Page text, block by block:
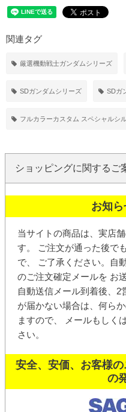
関連タグ
厳選機動戦士ガンダムシリーズ
SDガンダムシリーズ SDガ
フルカラーカスタム スペシャルシ
ショッピングに関するご
お知
当サイトの商品は、実店
す。 ご注文が通った後で
で、 ご了承ください。
自
のご注文確定メールを お
自動送信メール到着後、2
が届かない場合は、何ら
ますので、 メールもしく
さい。
安全、安価、お客様
の